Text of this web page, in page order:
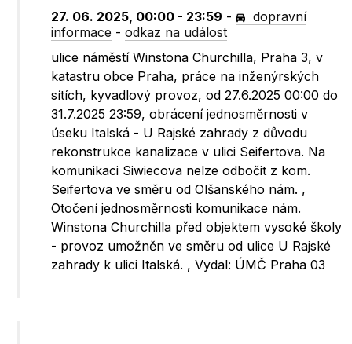
27. 06. 2025, 00:00 - 23:59 -
dopravní
informace -odkaz na událost
ulice náměstí Winstona Churchilla, Praha 3, v
katastru obce Praha, práce na inženýrských
sítích, kyvadlový provoz, od 27.6.2025 00:00 do
31.7.2025 23:59, obrácení jednosměrnosti v
úseku Italská - U Rajské zahrady z důvodu
rekonstrukce kanalizace v ulici Seifertova. Na
komunikaci Siwiecova nelze odbočit z kom.
Seifertova ve směru od Olšanského nám. ,
Otočení jednosměrnosti komunikace nám.
Winstona Churchilla před objektem vysoké školy
- provoz umožněn ve směru od ulice U Rajské
zahrady k ulici Italská. , Vydal: ÚMČ Praha 03